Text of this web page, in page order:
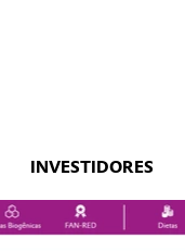
INVESTIDORES